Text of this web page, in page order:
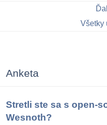
Všetky
Anketa
Stretli ste sa s open-
Wesnoth?